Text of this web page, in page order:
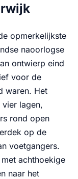
opmerkelijkste
naoorlogse
ontwierp eind
voor de
waren. Het
lagen,
rond open
op de
voetgangers.
achthoekige
naar het